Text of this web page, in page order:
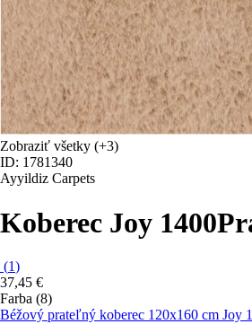
Zobraziť všetky (+3)
ID: 1781340
Ayyildiz Carpets
Koberec Joy 1400
(1)
37,45 €
Farba (8)
Béžový prateľný koberec 120x160 cm Joy